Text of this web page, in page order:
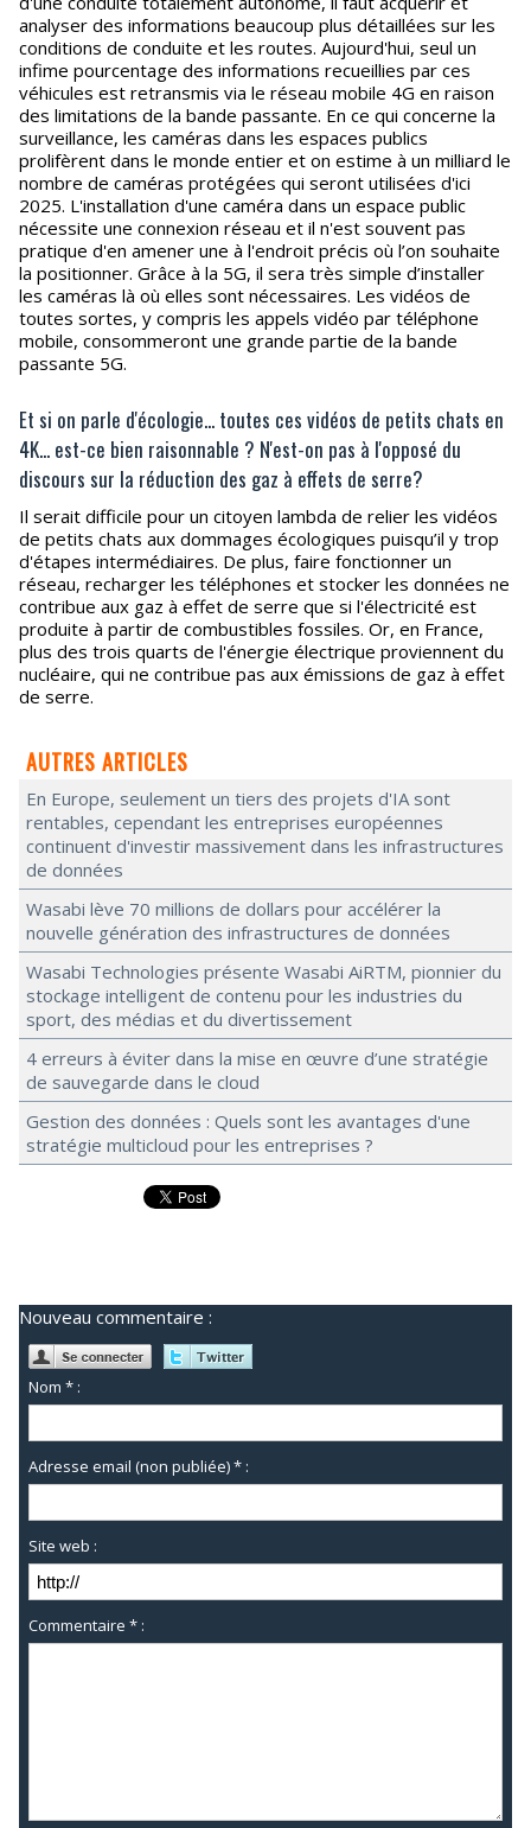
analyser des informations beaucoup plus détaillées sur les
conditions de conduite et les routes. Aujourd'hui, seul un
infime pourcentage des informations recueillies par ces
véhicules est retransmis via le réseau mobile 4G en raison
des limitations de la bande passante. En ce qui concerne la
surveillance, les caméras dans les espaces publics
prolifèrent dans le monde entier et on estime à un milliard le
nombre de caméras protégées qui seront utilisées d'ici
2025. L'installation d'une caméra dans un espace public
nécessite une connexion réseau et il n'est souvent pas
pratique d'en amener une à l'endroit précis où l’on souhaite
la positionner. Grâce à la 5G, il sera très simple d’installer
les caméras là où elles sont nécessaires. Les vidéos de
toutes sortes, y compris les appels vidéo par téléphone
mobile, consommeront une grande partie de la bande
passante 5G.
Et si on parle d'écologie... toutes ces vidéos de petits chats en
4K... est-ce bien raisonnable ? N'est-on pas à l'opposé du
discours sur la réduction des gaz à effets de serre?
Il serait difficile pour un citoyen lambda de relier les vidéos
de petits chats aux dommages écologiques puisqu’il y trop
d'étapes intermédiaires. De plus, faire fonctionner un
réseau, recharger les téléphones et stocker les données ne
contribue aux gaz à effet de serre que si l'électricité est
produite à partir de combustibles fossiles. Or, en France,
plus des trois quarts de l'énergie électrique proviennent du
nucléaire, qui ne contribue pas aux émissions de gaz à effet
de serre.
AUTRES ARTICLES
En Europe, seulement un tiers des projets d'IA sont
rentables, cependant les entreprises européennes
continuent d'investir massivement dans les infrastructures
de données
Wasabi lève 70 millions de dollars pour accélérer la
nouvelle génération des infrastructures de données
Wasabi Technologies présente Wasabi AiRTM, pionnier du
stockage intelligent de contenu pour les industries du
sport, des médias et du divertissement
4 erreurs à éviter dans la mise en œuvre d’une stratégie
de sauvegarde dans le cloud
Gestion des données : Quels sont les avantages d'une
stratégie multicloud pour les entreprises ?
Nouveau commentaire :
Nom * :
Adresse email (non publiée) * :
Site web :
Commentaire * :